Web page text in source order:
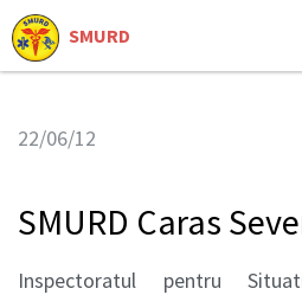
SMURD
22/06/12
SMURD Caras
Inspectoratul pentru